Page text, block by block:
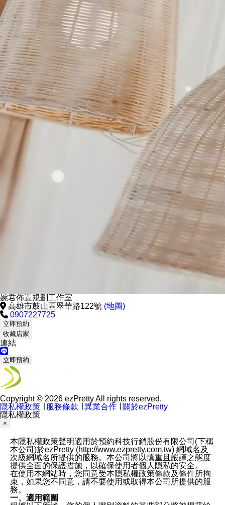
婉君佈置規劃工作室
高雄市鼓山區翠華路122號 (地圖)
0907227725
立即預約
收藏店家
連結
立即預約
Copyright © 2026 ezPretty All rights reserved.
隱私權政策
服務條款 異業合作
關於ezPretty
隱私權政策
×
本隱私權政策聲明適用於預約科技行銷股份有限公司(下稱
本公司)於ezPretty (http://www.ezpretty.com.tw) 網域名及
次級網域名所提供的服務。本公司將以慎重且嚴謹之態度
提供全面的保護措施，以確保使用者個人隱私的安全。
在使用本網站時，您同意受本隱私權政策條款及條件所拘
束，如果您不同意，請不要使用或取得本公司所提供的服
務。
一、適用範圍